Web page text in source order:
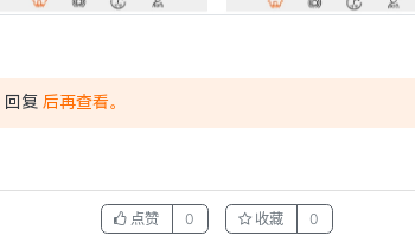
回复 后再查看。
点赞 0 收藏 0